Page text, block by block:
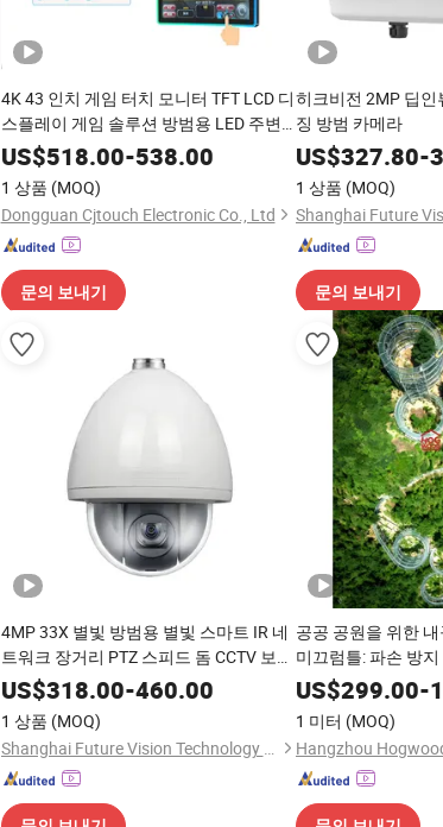
4K 43 인치 게임 터치 모니터 TFT LCD 디
스플레이 게임 솔루션 방범용 LED 주변
Cjtouch
US$518.00-538.00
1 상품 (MOQ)
Dongguan Cjtouch Electronic Co., Ltd
문의 보내기
히크비전 2MP 딥인
징 방범 카메라
US$327.80-
1 상품 (MOQ)
문의 보내기
4MP 33X 별빛 방범용 별빛 스마트 IR 네
트워크 장거리 PTZ 스피드 돔 CCTV 보안
감시 블록 자동 추적 카메라
US$318.00-460.00
1 상품 (MOQ)
Shanghai Future Vision Technology Co., Ltd.
공공 공원을 위한
미끄럼틀: 파손 방
자외선 안정화
US$299.00-
1 미터 (MOQ)